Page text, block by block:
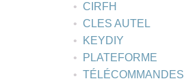
CIRFH
CLES AUTEL
KEYDIY
PLATEFORME
TÉLÉCOMMANDES